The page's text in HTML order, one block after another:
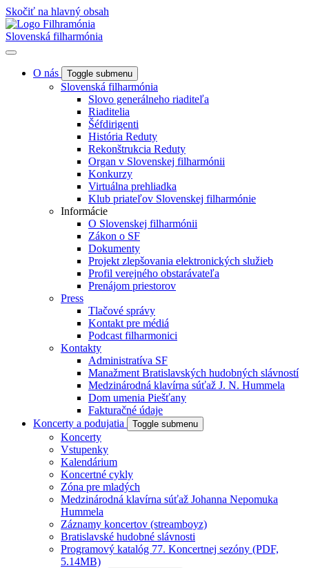
Skočiť na hlavný obsah
Slovenská filharmónia
O nás Toggle submenu
Slovenská filharmónia
Slovo generálneho riaditeľa
Riaditelia
Šéfdirigenti
História Reduty
Rekonštrukcia Reduty
Organ v Slovenskej filharmónii
Konkurzy
Virtuálna prehliadka
Klub priateľov Slovenskej filharmónie
Informácie
O Slovenskej filharmónii
Zákon o SF
Dokumenty
Projekt zlepšovania elektronických služieb
Profil verejného obstarávateľa
Prenájom priestorov
Press
Tlačové správy
Kontakt pre médiá
Podcast filharmonici
Kontakty
Administratíva SF
Manažment Bratislavských hudobných slávností
Medzinárodná klavírna súťaž J. N. Hummela
Dom umenia Piešťany
Fakturačné údaje
Koncerty a podujatia
Toggle submenu
Koncerty
Vstupenky
Kalendárium
Koncertné cykly
Zóna pre mladých
Medzinárodná klavírna súťaž Johanna Nepomuka
Hummela
Záznamy koncertov (streamboyz)
Bratislavské hudobné slávnosti
Programový katalóg 77. Koncertnej sezóny (PDF,
5.14MB)